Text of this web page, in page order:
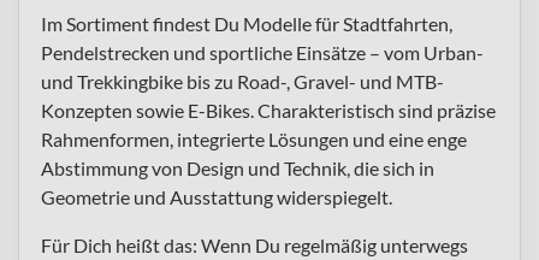
Im Sortiment findest Du Modelle für Stadtfahrten,
Pendelstrecken und sportliche Einsätze – vom Urban-
und Trekkingbike bis zu Road-, Gravel- und MTB-
Konzepten sowie E-Bikes. Charakteristisch sind präzise
Rahmenformen, integrierte Lösungen und eine enge
Abstimmung von Design und Technik, die sich in
Geometrie und Ausstattung widerspiegelt.
Für Dich heißt das: Wenn Du regelmäßig unterwegs